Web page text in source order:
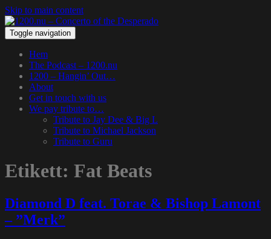
Skip to main content
Toggle navigation
Hem
The Podcast – 1200.nu
1200 – Hangin’ Out…
About
Get in touch with us
We pay tribute to…
Tribute to Jay Dee & Big L
Tribute to Michael Jackson
Tribute to Guru
Etikett: Fat Beats
Diamond D feat. Torae & Bishop Lamont
– ”Merk”